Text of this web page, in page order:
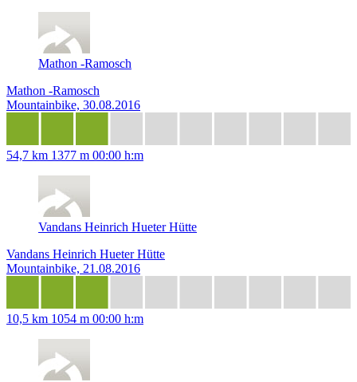
Mathon -Ramosch
Mathon -Ramosch
Mountainbike, 30.08.2016
54,7 km 1377 m 00:00 h:m
Vandans Heinrich Hueter Hütte
Vandans Heinrich Hueter Hütte
Mountainbike, 21.08.2016
10,5 km 1054 m 00:00 h:m